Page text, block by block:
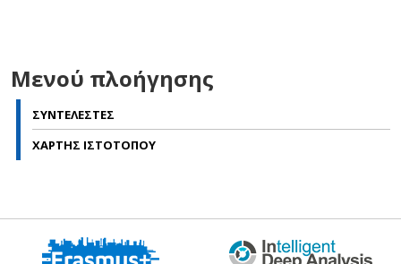
Μενού πλοήγησης
ΣΥΝΤΕΛΕΣΤΕΣ
ΧΑΡΤΗΣ ΙΣΤΟΤΟΠΟΥ